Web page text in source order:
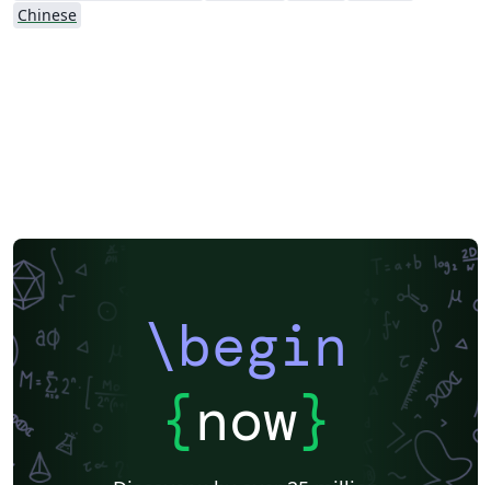
Chinese
\begin
{now}